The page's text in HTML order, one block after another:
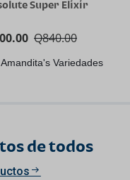
Super Elixir
Q840.00
Amandita's Variedades
de todos